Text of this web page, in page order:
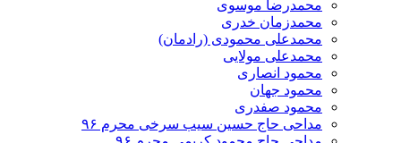
محمدرضا موسوی
محمدزمان خدری
محمدعلی محمودی (رادمان)
محمدعلی مولایی
محمود انصاری
محمود جهان
محمود صفدری
مداحی حاج حسین سیب سرخی محرم ۹۶